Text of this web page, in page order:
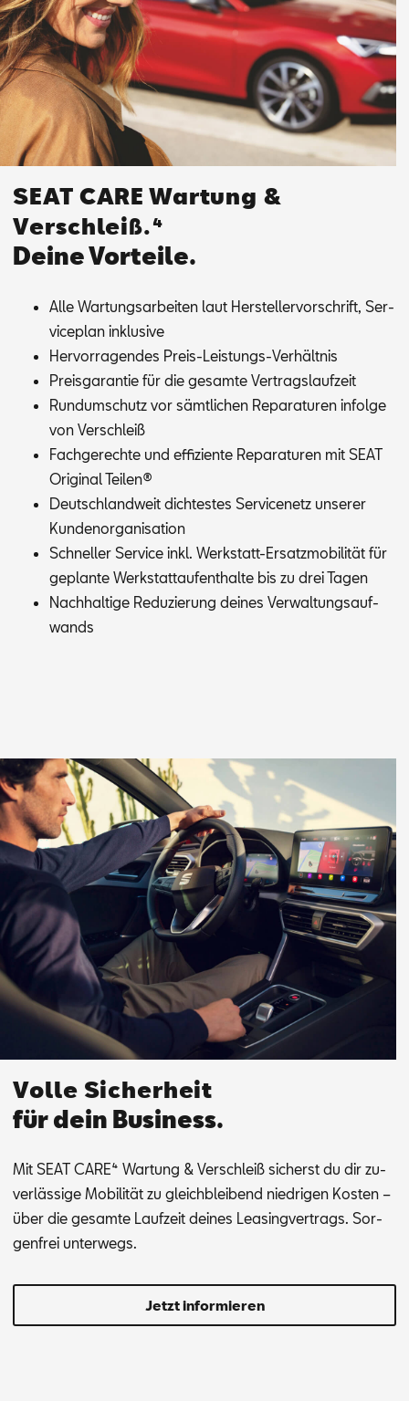
SEAT CARE Wartung &
Verschleiß.⁴
Deine Vorteile.
Alle War­tungs­ar­bei­ten laut Her­stel­ler­vor­schrift, Ser­
vice­plan in­klu­si­ve
Her­vor­ra­gen­des Preis-Leis­tungs-Ver­hält­nis
Preis­ga­ran­tie für die ge­sam­te Ver­trags­lauf­zeit
Rund­um­schutz vor sämt­li­chen Re­pa­ra­tu­ren in­fol­ge
von Ver­schleiß
Fach­ge­rech­te und ef­fi­zi­en­te Re­pa­ra­tu­ren mit SEAT
Ori­gi­nal Tei­len®
Deutsch­land­weit dich­tes­tes Ser­vice­netz un­se­rer
Kun­den­or­ga­ni­sa­ti­on
Schnel­ler Ser­vice inkl. Werk­statt-Er­satz­mo­bi­li­tät für
ge­plan­te Werk­statt­auf­ent­hal­te bis zu drei Ta­gen
Nach­hal­ti­ge Re­du­zie­rung dei­nes Ver­wal­tungs­auf­
wands
Volle Sicherheit
für dein Business.
Mit SEAT CA­RE⁴ War­tung & Ver­schleiß si­cherst du dir zu­
ver­läs­si­ge Mo­bi­li­tät zu gleich­blei­bend nied­ri­gen Kos­ten –
über die ge­sam­te Lauf­zeit dei­nes Lea­sing­ver­trags. Sor­
gen­frei un­ter­wegs.
Jetzt informieren